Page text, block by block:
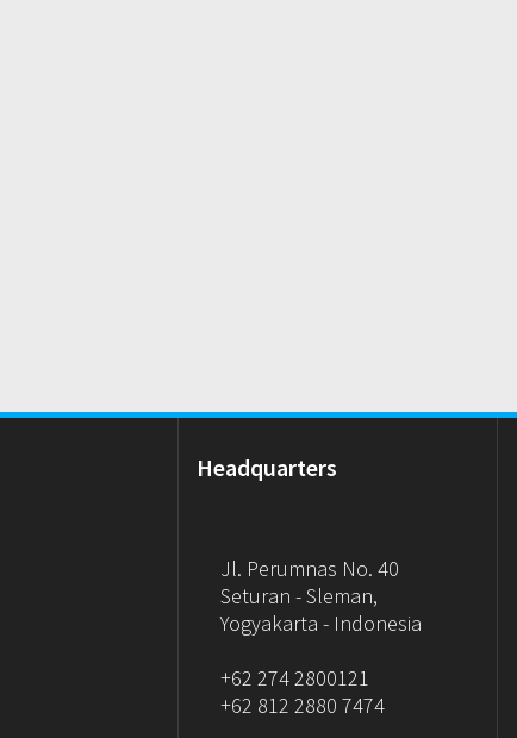
Headquarters
Jl. Perumnas No. 40
Seturan - Sleman,
Yogyakarta - Indonesia
+62 274 2800121
+62 812 2880 7474